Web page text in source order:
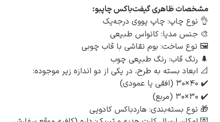
کامی پیسارو
ادوارد هاپر
مشخصات ظاهری گیفت‌باکس چاپبو:
👌 نوع چاپ: چاپ یووی درجه‌یک
🎨 جنس مدیا: کانواس طبیعی
🖼️ نوع ساخت: بوم نقاشی با قاب چوبی
🌲 رنگ قاب: رنگ طبیعی چوب
📐 ابعاد بسته به طرح، در یکی از دو اندازه زیر موجوده:
✔️ ۴۰×۳۰ (افقی یا عمودی)
✔️ ۳۰×۳۰ (مربع)
🎁 نوع بسته‌بندی: هاردباکس کادویی